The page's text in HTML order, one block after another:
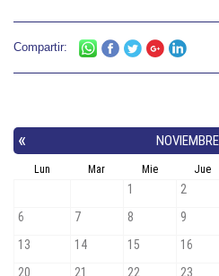
Compartir: